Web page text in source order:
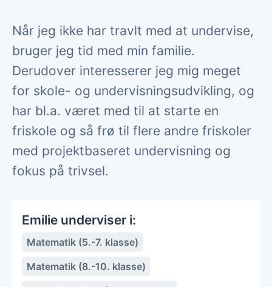
Når jeg ikke har travlt med at undervise,
bruger jeg tid med min familie.
Derudover interesserer jeg mig meget
for skole- og undervisningsudvikling, og
har bl.a. været med til at starte en
friskole og så frø til flere andre friskoler
med projektbaseret undervisning og
fokus på trivsel.
Emilie underviser i:
Matematik (5.-7. klasse)
Matematik (8.-10. klasse)